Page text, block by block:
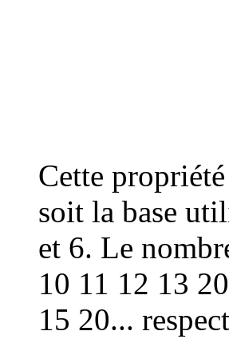
Cette
soit la base
et 6. Le
10 11 12 13
15 20...